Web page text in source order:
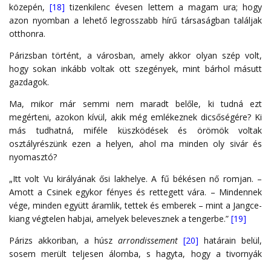
közepén,[18] tizenkilenc évesen lettem a magam ura; hogy
azon nyomban a lehető legrosszabb hírű társaságban találjak
otthonra.
Párizsban történt, a városban, amely akkor olyan szép volt,
hogy sokan inkább voltak ott szegények, mint bárhol másutt
gazdagok.
Ma, mikor már semmi nem maradt belőle, ki tudná ezt
megérteni, azokon kívül, akik még emlékeznek dicsőségére? Ki
más tudhatná, miféle küszködések és örömök voltak
osztályrészünk ezen a helyen, ahol ma minden oly sivár és
nyomasztó?
„Itt volt Vu királyának ősi lakhelye. A fű békésen nő romjan. –
Amott a Csinek egykor fényes és rettegett vára. – Mindennek
vége, minden együtt áramlik, tettek és emberek – mint a Jangce-
kiang végtelen habjai, amelyek belevesznek a tengerbe.” [19]
Párizs akkoriban, a húsz arrondissement [20] határain belül,
sosem merült teljesen álomba, s hagyta, hogy a tivornyák